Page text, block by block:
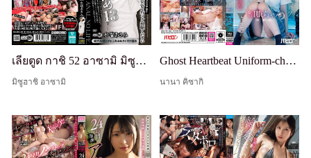
เลียตูด กาชิ 52 อาซามิ มิซูฮาตะ
มิซูฮาชิ อาซามิ
Ghost Heartbeat Uniform-chan ซีซั่น 10 KinaNa
นานา คิซากิ